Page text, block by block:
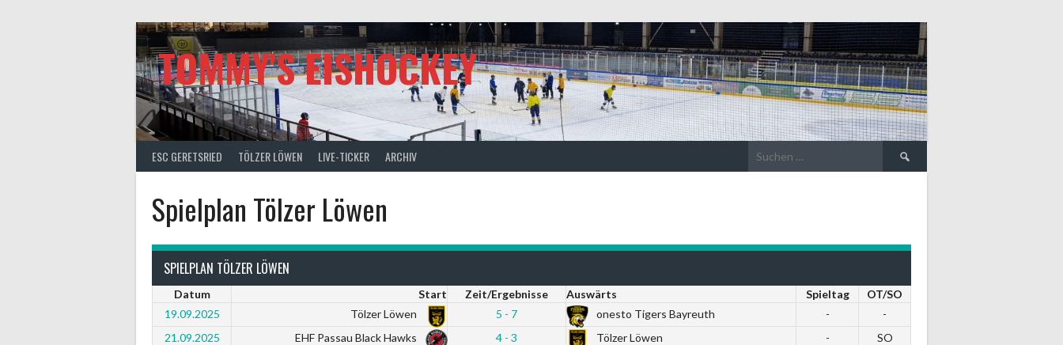
TOMMY'S EISHOCKEY
ESC GERETSRIED TÖLZER LÖWEN LIVE-TICKER ARCHIV
Suche
nach:
Spielplan Tölzer Löwen
SPIELPLAN TÖLZER LÖWEN
Datum Start Zeit/Ergebnisse Auswärts Spieltag
OT/SO
19.09.2025
Tölzer Löwen 5 - 7 onesto Tigers Bayreuth -
-
21.09.2025
EHF Passau Black Hawks 4 - 3 Tölzer Löwen -
SO